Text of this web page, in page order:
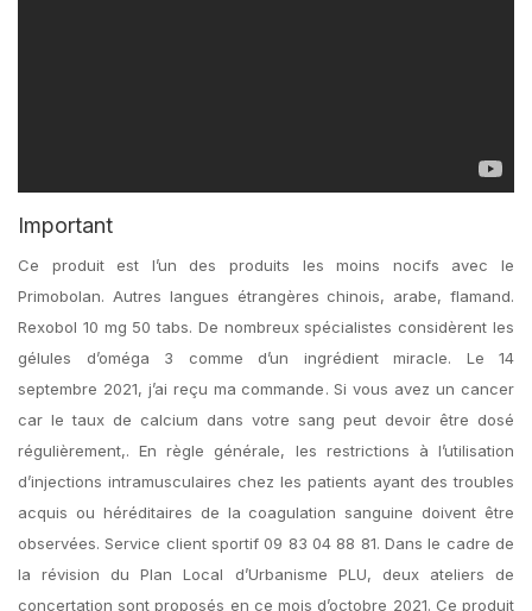
Important
Ce produit est l’un des produits les moins nocifs avec le
Primobolan. Autres langues étrangères chinois, arabe, flamand.
Rexobol 10 mg 50 tabs. De nombreux spécialistes considèrent les
gélules d’oméga 3 comme d’un ingrédient miracle. Le 14
septembre 2021, j’ai reçu ma commande. Si vous avez un cancer
car le taux de calcium dans votre sang peut devoir être dosé
régulièrement,. En règle générale, les restrictions à l’utilisation
d’injections intramusculaires chez les patients ayant des troubles
acquis ou héréditaires de la coagulation sanguine doivent être
observées. Service client sportif 09 83 04 88 81. Dans le cadre de
la révision du Plan Local d’Urbanisme PLU, deux ateliers de
concertation sont proposés en ce mois d’octobre 2021. Ce produit